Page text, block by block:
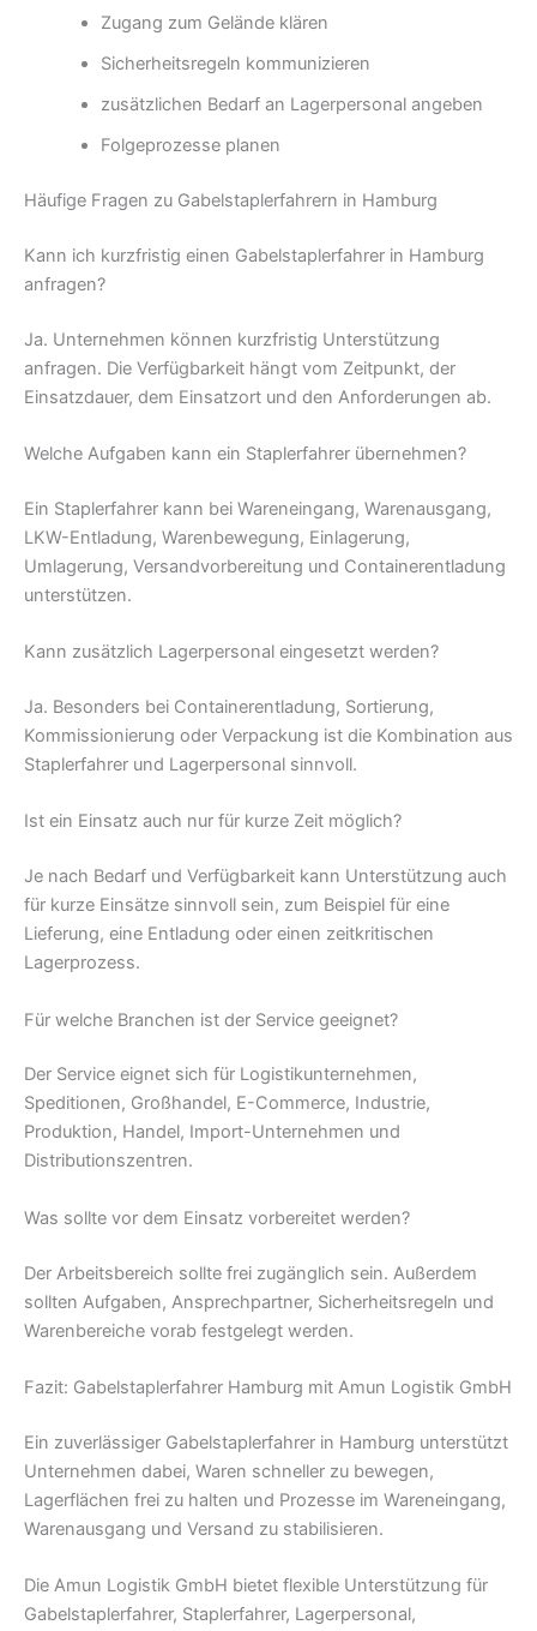
Zugang zum Gelände klären
Sicherheitsregeln kommunizieren
zusätzlichen Bedarf an Lagerpersonal angeben
Folgeprozesse planen
Häufige Fragen zu Gabelstaplerfahrern in Hamburg
Kann ich kurzfristig einen Gabelstaplerfahrer in Hamburg
anfragen?
Ja. Unternehmen können kurzfristig Unterstützung
anfragen. Die Verfügbarkeit hängt vom Zeitpunkt, der
Einsatzdauer, dem Einsatzort und den Anforderungen ab.
Welche Aufgaben kann ein Staplerfahrer übernehmen?
Ein Staplerfahrer kann bei Wareneingang, Warenausgang,
LKW-Entladung, Warenbewegung, Einlagerung,
Umlagerung, Versandvorbereitung und Containerentladung
unterstützen.
Kann zusätzlich Lagerpersonal eingesetzt werden?
Ja. Besonders bei Containerentladung, Sortierung,
Kommissionierung oder Verpackung ist die Kombination aus
Staplerfahrer und Lagerpersonal sinnvoll.
Ist ein Einsatz auch nur für kurze Zeit möglich?
Je nach Bedarf und Verfügbarkeit kann Unterstützung auch
für kurze Einsätze sinnvoll sein, zum Beispiel für eine
Lieferung, eine Entladung oder einen zeitkritischen
Lagerprozess.
Für welche Branchen ist der Service geeignet?
Der Service eignet sich für Logistikunternehmen,
Speditionen, Großhandel, E-Commerce, Industrie,
Produktion, Handel, Import-Unternehmen und
Distributionszentren.
Was sollte vor dem Einsatz vorbereitet werden?
Der Arbeitsbereich sollte frei zugänglich sein. Außerdem
sollten Aufgaben, Ansprechpartner, Sicherheitsregeln und
Warenbereiche vorab festgelegt werden.
Fazit: Gabelstaplerfahrer Hamburg mit Amun Logistik GmbH
Ein zuverlässiger Gabelstaplerfahrer in Hamburg unterstützt
Unternehmen dabei, Waren schneller zu bewegen,
Lagerflächen frei zu halten und Prozesse im Wareneingang,
Warenausgang und Versand zu stabilisieren.
Die Amun Logistik GmbH bietet flexible Unterstützung für
Gabelstaplerfahrer, Staplerfahrer, Lagerpersonal,